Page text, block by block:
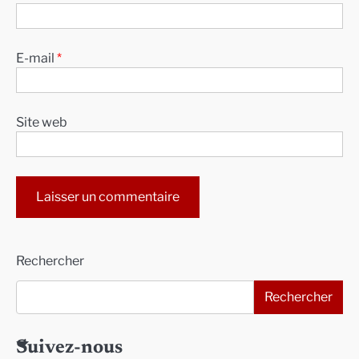
E-mail *
Site web
Rechercher
Rechercher
Suivez-nous